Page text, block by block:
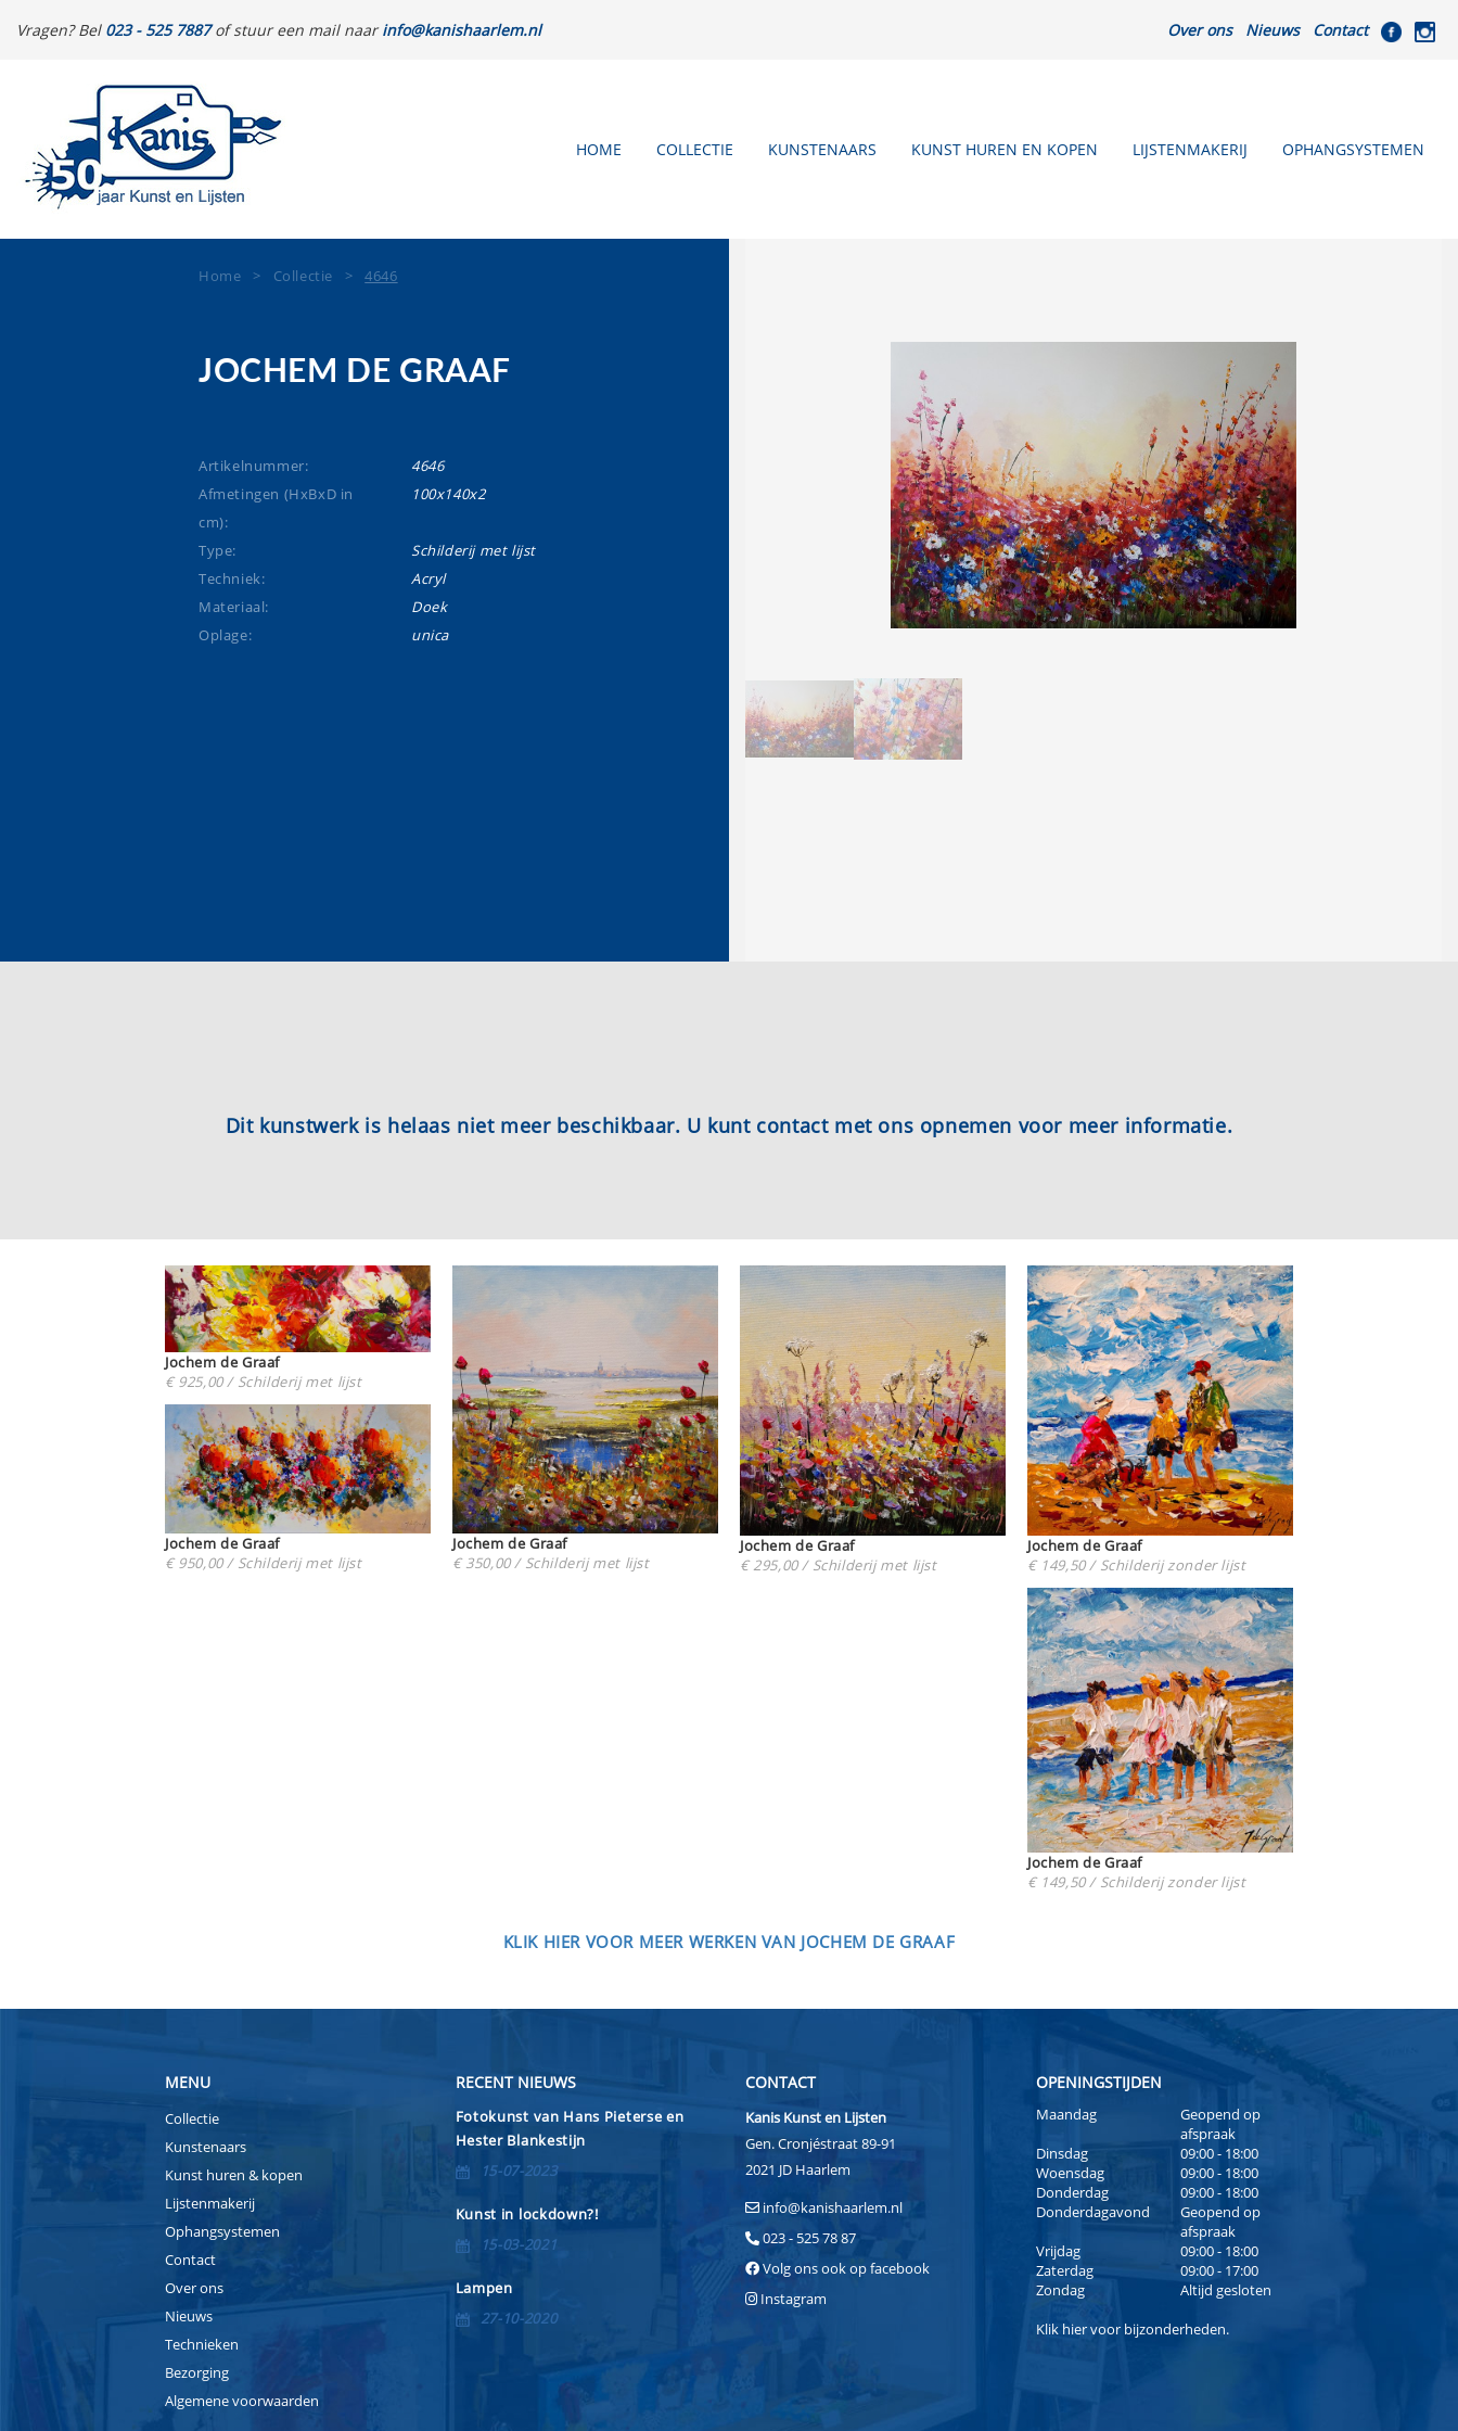
Vragen? Bel 023 - 525 7887of stuur een mail naarinfo@kanishaarlem.nl Over ons Nieuws Contact
HOME COLLECTIE KUNSTENAARS KUNST HUREN EN KOPEN LIJSTENMAKERIJ OPHANGSYSTEMEN
Home > Collectie >4646
JOCHEM DE GRAAF
Artikelnummer:
4646
Afmetingen (HxBxD in
cm):
100x140x2
Type:
Schilderij met lijst
Techniek:
Acryl
Materiaal:
Doek
Oplage:
unica
Dit kunstwerk is helaas niet meer beschikbaar. U kunt contact met ons opnemen voor meer informatie.
Jochem de Graaf
€ 925,00 / Schilderij met lijst
Jochem de Graaf
€ 950,00 / Schilderij met lijst
Jochem de Graaf
€ 350,00 / Schilderij met lijst
Jochem de Graaf
€ 295,00 / Schilderij met lijst
Jochem de Graaf
€ 149,50 / Schilderij zonder lijst
Jochem de Graaf
€ 149,50 / Schilderij zonder lijst
KLIK HIER VOOR MEER WERKEN VAN JOCHEM DE GRAAF
MENU
Collectie
Kunstenaars
Kunst huren & kopen
Lijstenmakerij
Ophangsystemen
Contact
Over ons
Nieuws
Technieken
Bezorging
Algemene voorwaarden
RECENT NIEUWS
Fotokunst van Hans Pieterse en
Hester Blankestijn
15-07-2023
Kunst in lockdown?!
15-03-2021
Lampen
27-10-2020
CONTACT
Kanis Kunst en Lijsten
Gen. Cronjéstraat 89-91
2021 JD Haarlem
info@kanishaarlem.nl
023 - 525 78 87
Volg ons ook op facebook
Instagram
OPENINGSTIJDEN
Maandag
Geopend op
afspraak
Dinsdag
09:00 - 18:00
Woensdag
09:00 - 18:00
Donderdag
09:00 - 18:00
Donderdagavond
Geopend op
afspraak
Vrijdag
09:00 - 18:00
Zaterdag
09:00 - 17:00
Zondag
Altijd gesloten
Klik hiervoor bijzonderheden.